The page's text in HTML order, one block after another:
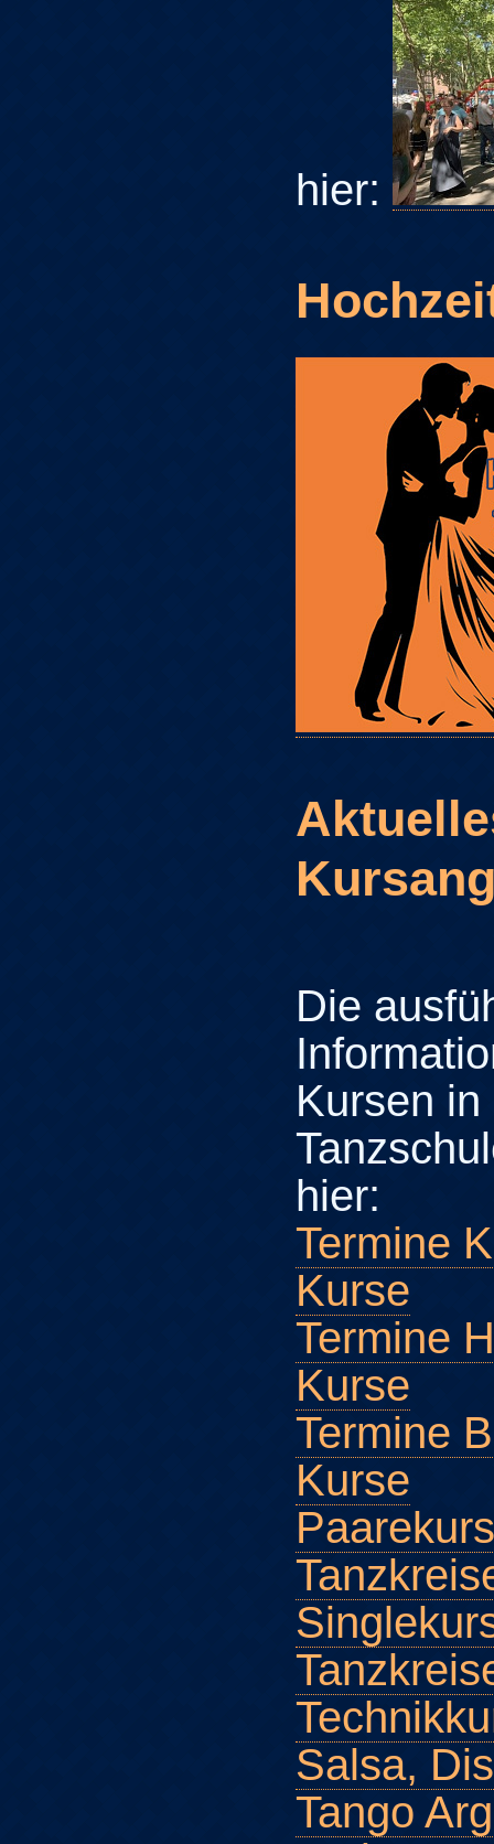
hier:
Die
Kursen in
hier:
Termine
Kurse
Termine
Kurse
Termine
Kurse
Salsa,
Tango